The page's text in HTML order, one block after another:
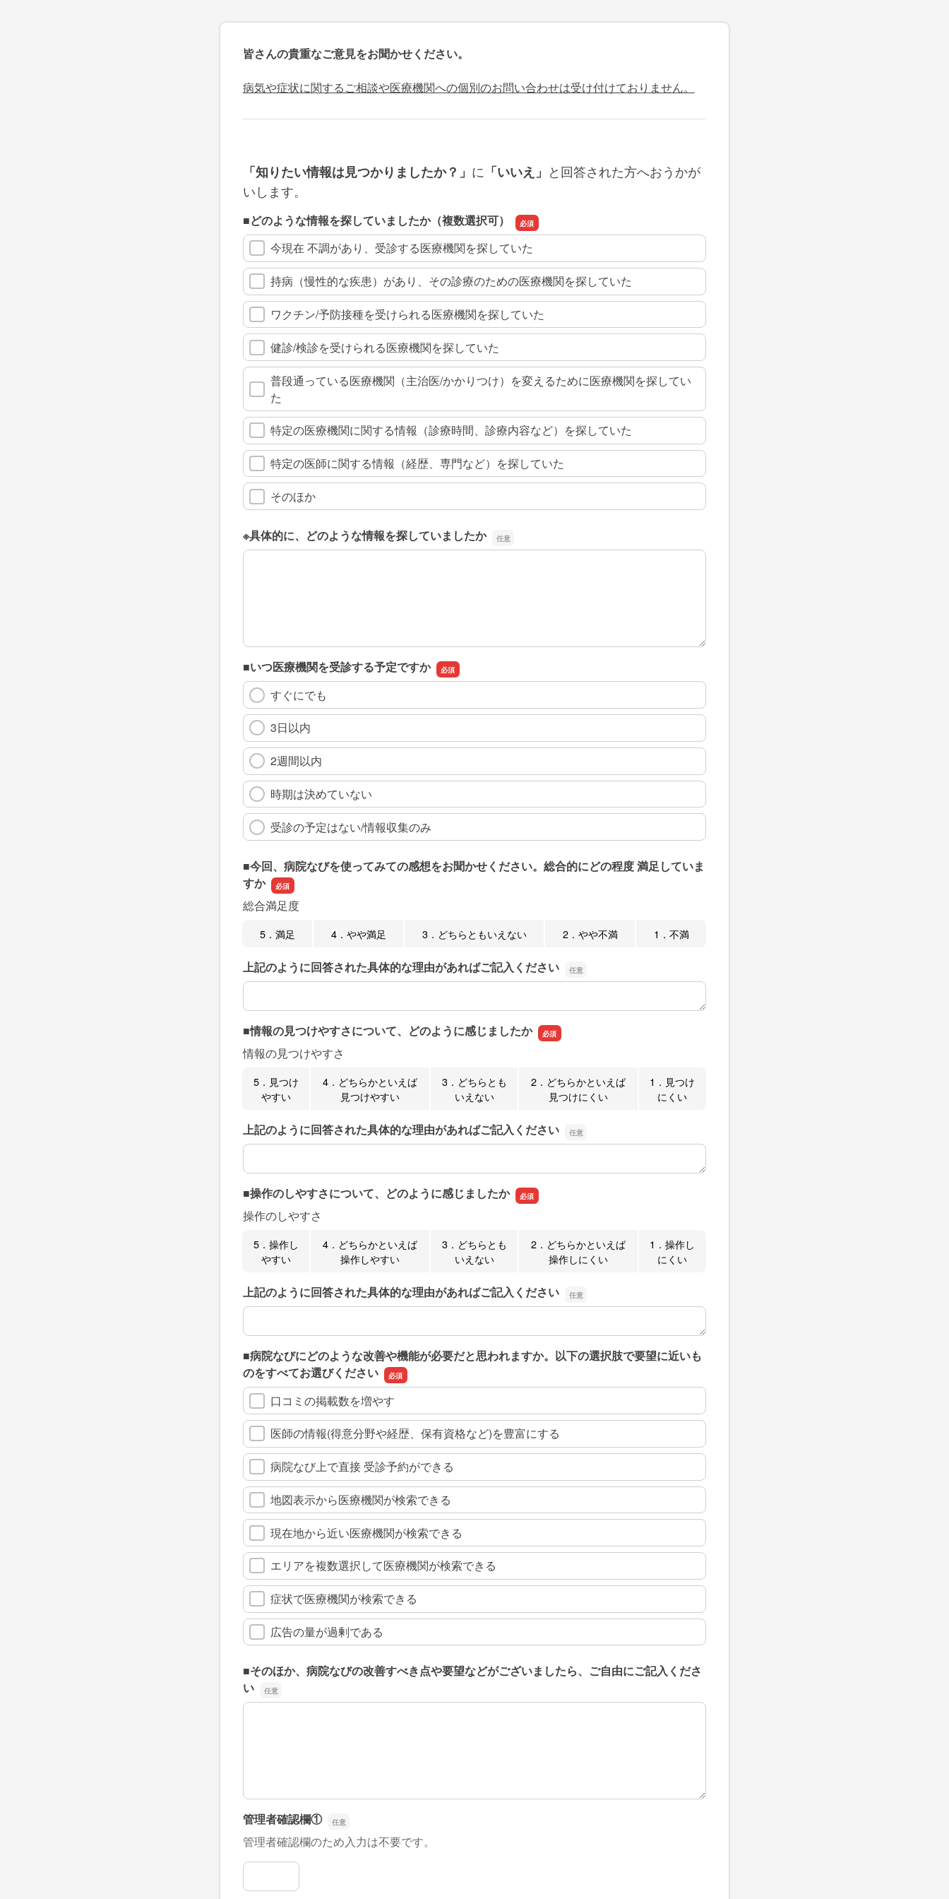
皆さんの貴重なご意見をお聞かせください。
病気や症状に関するご相談や医療機関への個別のお問い合わせは受け付けておりません。
「知りたい情報は見つかりましたか？」 に 「いいえ」 と回答された方へおうかが
いします。
■どのような情報を探していましたか（複数選択可）
今現在 不調があり、受診する医療機関を探していた
持病（慢性的な疾患）があり、その診療のための医療機関を探していた
ワクチン/予防接種を受けられる医療機関を探していた
健診/検診を受けられる医療機関を探していた
普段通っている医療機関（主治医/かかりつけ）を変えるために医療機関を探してい
た
特定の医療機関に関する情報（診療時間、診療内容など）を探していた
特定の医師に関する情報（経歴、専門など）を探していた
そのほか
※具体的に、どのような情報を探していましたか
※具体的に、どのような情報を探していましたか
■いつ医療機関を受診する予定ですか
すぐにでも
3日以内
2週間以内
時期は決めていない
受診の予定はない/情報収集のみ
■今回、病院なびを使ってみての感想をお聞かせください。総合的にどの程度 満足していま
すか
総合満足度
5．満足 4．やや満足 3．どちらともいえない 2．やや不満 1．不満
上記のように回答された具体的な理由があればご記入ください
上記のように回答された具体的な理由があればご記入ください
■情報の見つけやすさについて、どのように感じましたか
情報の見つけやすさ
5．見つけ
やすい
4．どちらかといえば
見つけやすい
3．どちらとも
いえない
2．どちらかといえば
見つけにくい
1．見つけ
にくい
上記のように回答された具体的な理由があればご記入ください
上記のように回答された具体的な理由があればご記入ください
■操作のしやすさについて、どのように感じましたか
操作のしやすさ
5．操作し
やすい
4．どちらかといえば
操作しやすい
3．どちらとも
いえない
2．どちらかといえば
操作しにくい
1．操作し
にくい
上記のように回答された具体的な理由があればご記入ください
上記のように回答された具体的な理由があればご記入ください
■病院なびにどのような改善や機能が必要だと思われますか。以下の選択肢で要望に近いも
のをすべてお選びください
口コミの掲載数を増やす
医師の情報(得意分野や経歴、保有資格など)を豊富にする
病院なび上で直接 受診予約ができる
地図表示から医療機関が検索できる
現在地から近い医療機関が検索できる
エリアを複数選択して医療機関が検索できる
症状で医療機関が検索できる
広告の量が過剰である
■そのほか、病院なびの改善すべき点や要望などがございましたら、ご自由にご記入くださ
い
■そのほか、病院なびの改善すべき点や要望などがございましたら、ご自由にご記入ください
管理者確認欄①
管理者確認欄のため入力は不要です。
管理者確認欄①